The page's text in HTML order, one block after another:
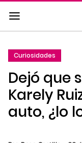
Saltar
al
contenido
la
navegación
principal
Curiosidades
Dejó que
Karely
auto, ¿lo